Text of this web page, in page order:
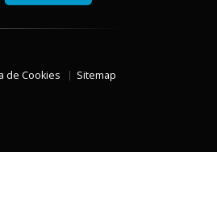
de Cookies Sitemap